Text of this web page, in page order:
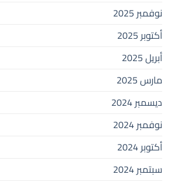
نوفمبر 2025
أكتوبر 2025
أبريل 2025
مارس 2025
ديسمبر 2024
نوفمبر 2024
أكتوبر 2024
سبتمبر 2024